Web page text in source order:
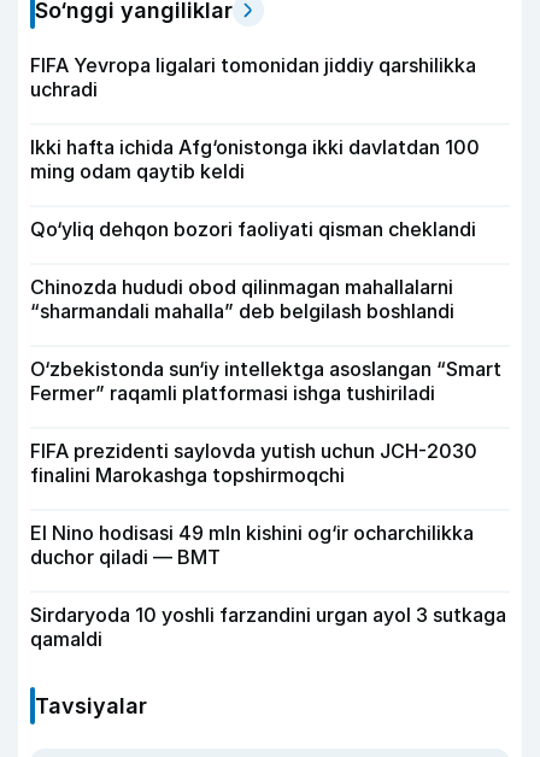
So‘nggi yangiliklar
FIFA Yevropa ligalari tomonidan jiddiy qarshilikka
uchradi
Ikki hafta ichida Afg‘onistonga ikki davlatdan 100
ming odam qaytib keldi
Qo‘yliq dehqon bozori faoliyati qisman cheklandi
Chinozda hududi obod qilinmagan mahallalarni
“sharmandali mahalla” deb belgilash boshlandi
O‘zbekistonda sun‘iy intellektga asoslangan “Smart
Fermer” raqamli platformasi ishga tushiriladi
FIFA prezidenti saylovda yutish uchun JCH-2030
finalini Marokashga topshirmoqchi
El Nino hodisasi 49 mln kishini og‘ir ocharchilikka
duchor qiladi — BMT
Sirdaryoda 10 yoshli farzandini urgan ayol 3 sutkaga
qamaldi
Tavsiyalar